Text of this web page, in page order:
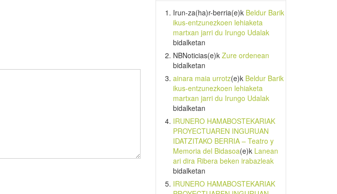
Irun-za(ha)r-berria(e)k Beldur Barik
ikus-entzunezkoen lehiaketa
martxan jarri du Irungo Udalak
bidalketan
NBNoticias(e)k Zure ordenean
bidalketan
ainara maia urrotz(e)k Beldur Barik
ikus-entzunezkoen lehiaketa
martxan jarri du Irungo Udalak
bidalketan
IRUNERO HAMABOSTEKARIAK
PROYECTUAREN INGURUAN
IDATZITAKO BERRIA – Teatro y
Memoria del Bidasoa(e)k Lanean
ari dira Ribera beken irabazleak
bidalketan
IRUNERO HAMABOSTEKARIAK